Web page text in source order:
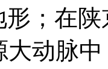
；在
大动脉